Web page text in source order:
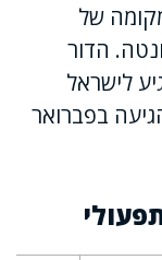
של
הדור
בחודש מרץ 2020 והגיע לישראל
שהגיעה בפברואר